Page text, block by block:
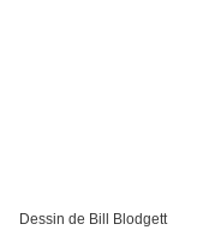
Dessin de Bill Blodgett